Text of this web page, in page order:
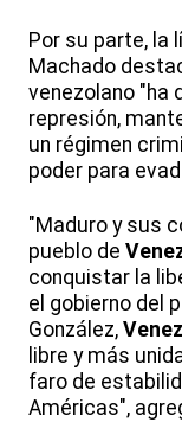
Por su parte, la
Machado
venezolano "ha
represión,
un régimen
poder para
"Maduro y sus
pueblo de
conquistar la
el gobierno del
González,
libre y más
faro de
Américas",